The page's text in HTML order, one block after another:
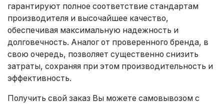
гарантируют полное соответствие стандартам
производителя и высочайшее качество,
обеспечивая максимальную надежность и
долговечность. Аналог от проверенного бренда, в
свою очередь, позволяет существенно снизить
затраты, сохраняя при этом производительность и
эффективность.
Получить свой заказ Вы можете самовывозом с